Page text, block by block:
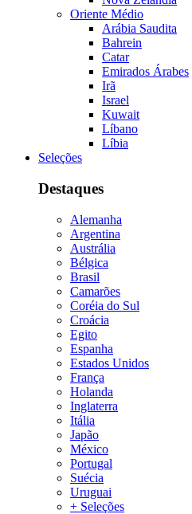
Oriente Médio
Arábia Saudita
Bahrein
Catar
Emirados Árabes
Irã
Israel
Kuwait
Líbano
Líbia
Seleções
Destaques
Alemanha
Argentina
Austrália
Bélgica
Brasil
Camarões
Coréia do Sul
Croácia
Egito
Espanha
Estados Unidos
França
Holanda
Inglaterra
Itália
Japão
México
Portugal
Suécia
Uruguai
+ Seleções